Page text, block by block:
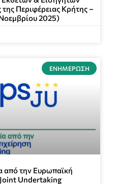
της Περιφέρειας Κρήτης –
2025)
ΕΝΗΜΈΡΩΣΗ
από την Ευρωπαϊκή
Joint Undertaking